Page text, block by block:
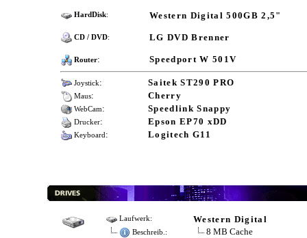
HardDisk: Western Digital 500GB 2,5"
CD / DVD: LG DVD Brenner
Router: Speedport W 501V
Joystick: Saitek ST290 PRO
Maus: Cherry
WebCam: Speedlink Snappy
Drucker: Epson EP70 xDD
Keyboard: Logitech G11
Laufwerk: Western Digital
Beschreib.: 8 MB Cache